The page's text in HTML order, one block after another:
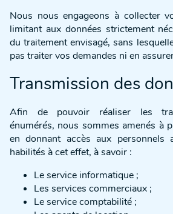
Nous nous engageons à collecter
limitant aux données strictement
du traitement envisagé, sans
pas traiter vos demandes ni en
Transmission des
Afin de pouvoir réaliser les
énumérés, nous sommes amenés à
en donnant accès aux personnels
habilités à cet effet, à savoir :
Le service informatique ;
Les services commerciaux ;
Le service comptabilité ;